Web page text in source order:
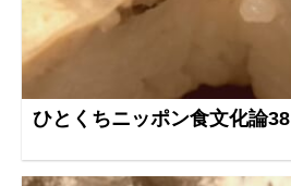
ひとくちニッポン食文化論38